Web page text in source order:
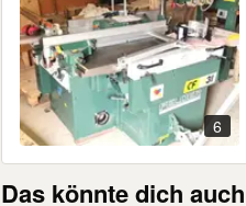
6
Das könnte dich